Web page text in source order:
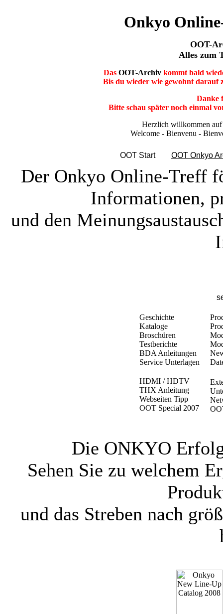
Onkyo
OOT-
Alles zum
Das OOT-Archivkommt bald
Bis du wieder wie gewohnt darauf
Danke
Bitte schau später noch einmal
Herzlich willkommen
Welcome - Bienvenu -
OOT Start OOT Onkyo
Der Onkyo Online-Treff
Informationen,
und den
Geschichte
Kataloge
Broschüren
Testberichte
BDA Anleitungen
Service Unterlagen
HDMI / HDTV
THX Anleitung
Webseiten Tipp
OOT Special 2007
Die ONKYO
Sehen Sie zu welchem
und das Streben nach